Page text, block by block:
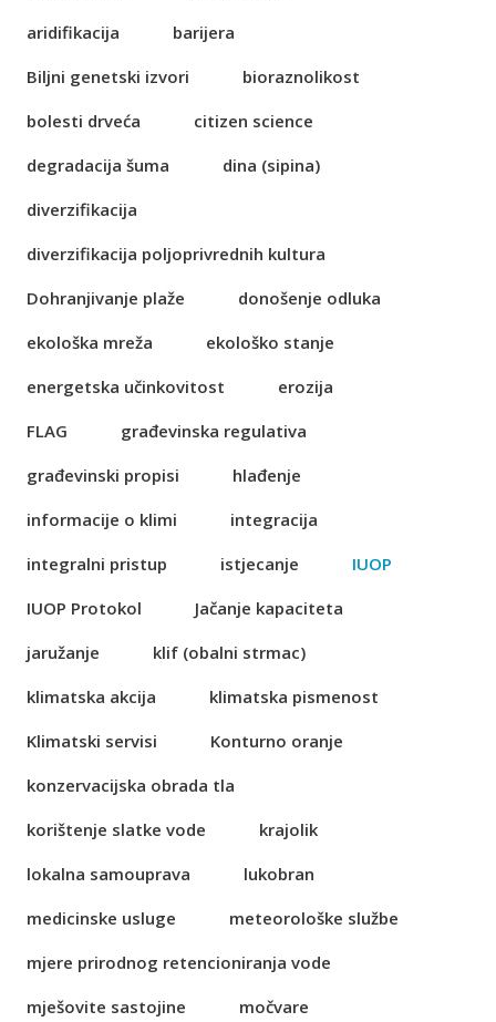
aridifikacija
barijera
Biljni genetski izvori
bioraznolikost
bolesti drveća
citizen science
degradacija šuma
dina (sipina)
diverzifikacija
diverzifikacija poljoprivrednih kultura
Dohranjivanje plaže
donošenje odluka
ekološka mreža
ekološko stanje
energetska učinkovitost
erozija
FLAG
građevinska regulativa
građevinski propisi
hlađenje
informacije o klimi
integracija
integralni pristup
istjecanje
IUOP
IUOP Protokol
Jačanje kapaciteta
jaružanje
klif (obalni strmac)
klimatska akcija
klimatska pismenost
Klimatski servisi
Konturno oranje
konzervacijska obrada tla
korištenje slatke vode
krajolik
lokalna samouprava
lukobran
medicinske usluge
meteorološke službe
mjere prirodnog retencioniranja vode
mješovite sastojine
močvare